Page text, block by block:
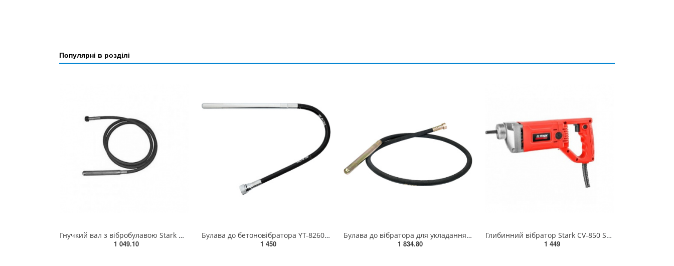
Популярні в розділі
Гнучкий вал з вібробулавою Stark HVZ1.535 SE 120050016.01(120050016.01)
1 049.10
Булава до бетоновібратора YT-82604 YATO L= 1.2 м, Ø= 25 мм [4/60] YT-82597
1 450
Булава до вібратора для укладання бетону YT-82600; l= 3 м, Ø= 35 мм ZY82600-29
1 834.80
Глибинний вібратор Stark CV-850 SE Industrial 220 В(120050016)
1 449